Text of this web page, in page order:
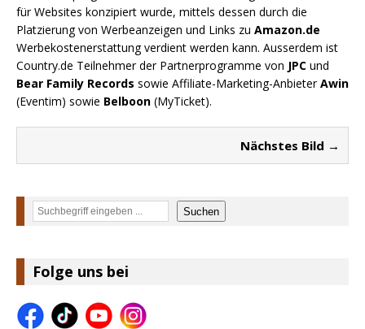
für Websites konzipiert wurde, mittels dessen durch die
Platzierung von Werbeanzeigen und Links zu Amazon.de
Werbekostenerstattung verdient werden kann. Ausserdem ist
Country.de Teilnehmer der Partnerprogramme von JPC und
Bear Family Records sowie Affiliate-Marketing-AnbieterAwin
(Eventim) sowie Belboon (MyTicket).
Nächstes Bild →
Suchen Suchen
Folge uns bei